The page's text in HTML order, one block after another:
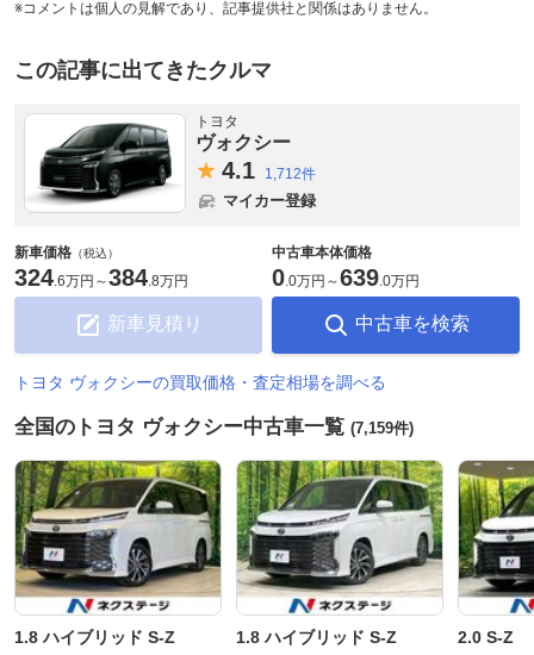
※コメントは個人の見解であり、記事提供社と関係はありません。
この記事に出てきたクルマ
トヨタ
ヴォクシー
4.1 1,712件
マイカー登録
新車価格 （税込）
324.6万円 ～384.8万円
新車見積り
中古車本体価格
0.0万円 ～639.0万円
中古車を検索
トヨタ ヴォクシーの買取価格・査定相場を調べる
全国のトヨタ ヴォクシー中古車一覧 (7,159件)
1.8 ハイブリッド S-Z 1.8 ハイブリッド S-Z 2.0 S-Z